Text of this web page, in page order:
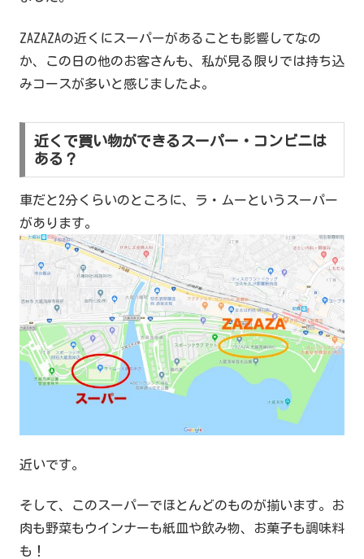
ZAZAZAの近くにスーパーがあることも影響してなの
か、この日の他のお客さんも、私が見る限りでは持ち込
みコースが多いと感じましたよ。
近くで買い物ができるスーパー・コンビニは
ある？
車だと2分くらいのところに、ラ・ムーというスーパー
があります。
近いです。
そして、このスーパーでほとんどのものが揃います。お
肉も野菜もウインナーも紙皿や飲み物、お菓子も調味料
も！